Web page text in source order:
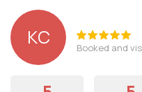
KC Booked and